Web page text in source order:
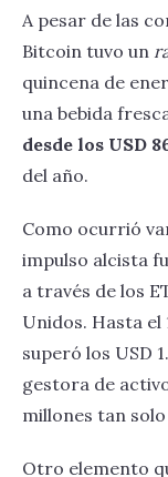
A pesar de las
Bitcoin tuvo un
quincena de
una bebida
desde los USD
del año.
Como ocurrió
impulso alcista
a través de los
Unidos. Hasta el
superó los USD
gestora de
millones tan
Otro elemento